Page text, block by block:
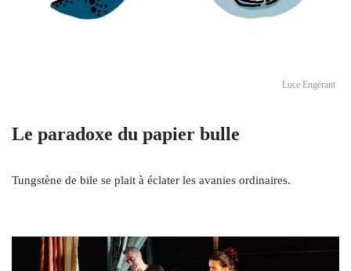
Luce Engérant
Le paradoxe du papier bulle
Tungstène de bile se plait à éclater les avanies ordinaires.